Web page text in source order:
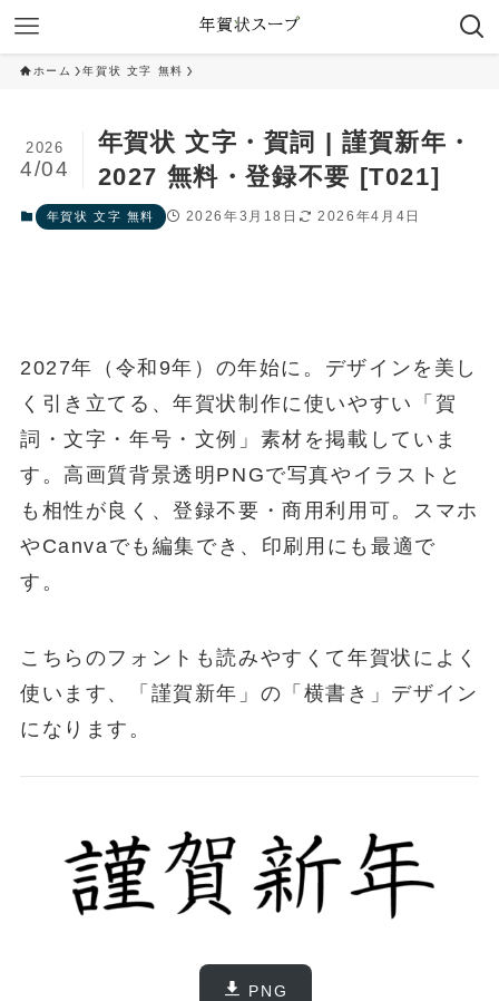
ホーム 年賀状 文字 無料
年賀状 文字・賀詞 | 謹賀新年・
2027 無料・登録不要 [T021]
2026
4/04
年賀状 文字 無料 2026年3月18日 2026年4月4日
2027年（令和9年）の年始に。デザインを美し
く引き立てる、年賀状制作に使いやすい「賀
詞・文字・年号・文例」素材を掲載していま
す。高画質背景透明PNGで写真やイラストと
も相性が良く、登録不要・商用利用可。スマホ
やCanvaでも編集でき、印刷用にも最適で
す。
こちらのフォントも読みやすくて年賀状によく
使います、「謹賀新年」の「横書き」デザイン
になります。
PNG